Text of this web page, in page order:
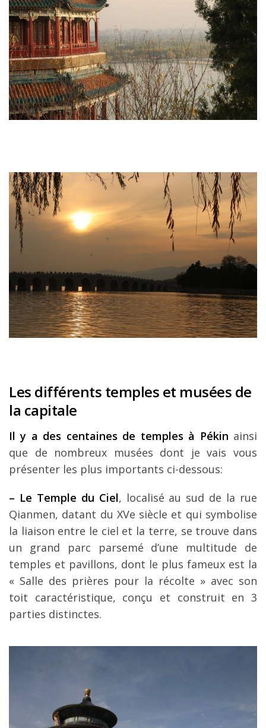
Les différents temples et musées de
la capitale
Il y a des centaines de temples à Pékin ainsi
que de nombreux musées dont je vais vous
présenter les plus importants ci-dessous:
– Le Temple du Ciel, localisé au sud de la rue
Qianmen, datant du XVe siècle et qui symbolise
la liaison entre le ciel et la terre, se trouve dans
un grand parc parsemé d’une multitude de
temples et pavillons, dont le plus fameux est la
« Salle des prières pour la récolte » avec son
toit caractéristique, conçu et construit en 3
parties distinctes.